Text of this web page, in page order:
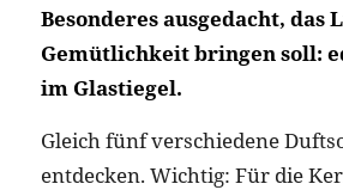
Besonderes ausgedacht, das
Gemütlichkeit bringen soll:
im Glastiegel.
Gleich fünf verschiedene
entdecken. Wichtig: Für die